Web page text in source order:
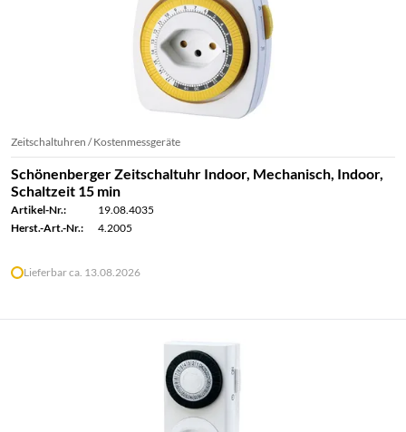
Zeitschaltuhren / Kostenmessgeräte
Schönenberger Zeitschaltuhr Indoor, Mechanisch, Indoor,
Schaltzeit 15 min
Artikel-Nr.:
19.08.4035
Herst.-Art.-Nr.:
4.2005
Lieferbar ca. 13.08.2026